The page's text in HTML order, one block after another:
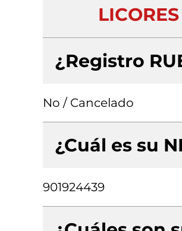
¿Registro
No / Cancelado
¿Cuál es su
901924439